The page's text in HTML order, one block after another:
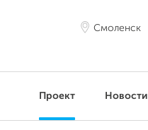
Смоленск
Проект Новости